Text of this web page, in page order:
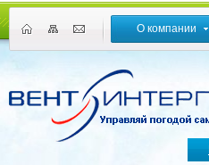
О компании